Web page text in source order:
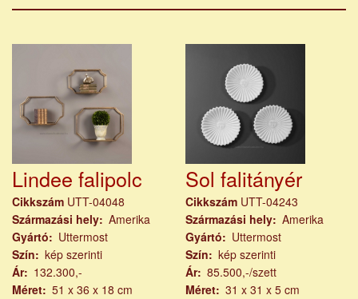
Lindee falipolc
Cikkszám UTT-04048
Származási hely Amerika
Gyártó
Uttermost
Szín
kép szerinti
Ár
132.300,-
Méret 51 x 36 x 18 cm
Sol falitányér
Cikkszám UTT-04243
Származási hely
Amerika
Gyártó
Uttermost
Szín
kép szerinti
Ár
85.500,-/szett
Méret
31 x 31 x 5 cm